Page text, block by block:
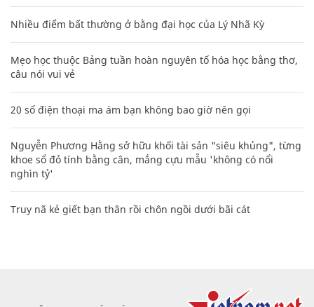
Nhiều điểm bất thường ở bằng đại học của Lý Nhã Kỳ
Mẹo học thuộc Bảng tuần hoàn nguyên tố hóa học bằng thơ,
câu nói vui vẻ
20 số điện thoại ma ám bạn không bao giờ nên gọi
Nguyễn Phương Hằng sở hữu khối tài sản "siêu khủng", từng
khoe sổ đỏ tính bằng cân, mắng cựu mẫu 'không có nổi
nghìn tỷ'
Truy nã kẻ giết bạn thân rồi chôn ngồi dưới bãi cát